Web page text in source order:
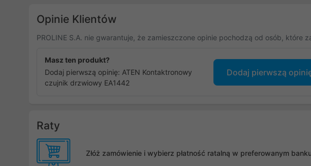
Opinie Klientów
PROLINE S.A. nie gwarantuje, że zamieszczone opinie pochodzą od osób, które
Masz ten produkt?
Dodaj pierwszą opinię: ATEN Kontaktronowy
czujnik drzwiowy EA1442
Dodaj pierwszą
Raty
Złóż zamówienie i wybierz płatność ratalną w preferowanym